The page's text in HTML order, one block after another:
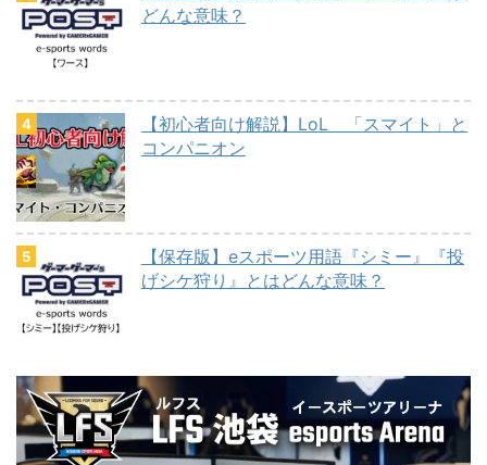
どんな意味？
【初心者向け解説】LoL 「スマイト」と
コンパニオン
【保存版】eスポーツ用語『シミー』『投
げシケ狩り』とはどんな意味？